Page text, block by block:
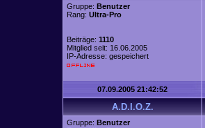
Gruppe: Benutzer
Rang: Ultra-Pro
Beiträge: 1110
Mitglied seit: 16.06.2005
IP-Adresse: gespeichert
07.09.2005 21:42:52
A.D.I.O.Z.
Gruppe: Benutzer